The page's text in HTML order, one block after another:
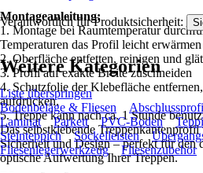
Montageanleitung:
1. Montage bei Raumtemperatur
Temperaturen das Profil leicht
2. Oberfläche entfetten, reinigen und
3. Profil auf exakte Breite zuschneiden
4. Schutzfolie der Klebefläche
aufdrücken.
5. Treppe kann nach ca. 1 Stunde
Das selbstklebende
Sicherheit und Design – perfekt für den
optische Aufwertung Ihrer Treppen.
Verantwortlich für Produktsicherheit:
Weitere Kategorien
Liste überspringen
Bodenbeläge & Fliesen
Laminat
Parkett PVC-Boden
Steinteppich
Sockelleisten
Fliesenlegerwerkzeug
Fliesenzubehör